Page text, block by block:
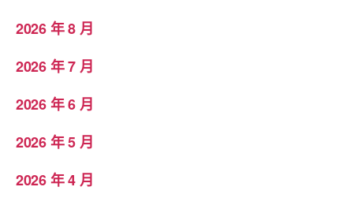
2026 年 8 月
2026 年 7 月
2026 年 6 月
2026 年 5 月
2026 年 4 月